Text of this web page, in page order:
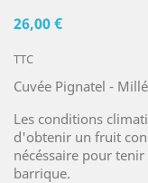
26,00 €
TTC
Cuvée Pignatel -
Les conditions
d'obtenir un fruit
nécéssaire pour
barrique.